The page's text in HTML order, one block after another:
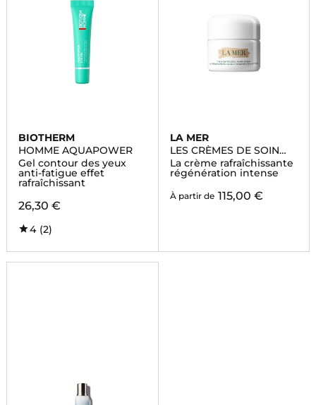
BIOTHERM
HOMME AQUAPOWER
Gel contour des yeux
anti-fatigue effet
rafraîchissant
26,30 €
4 (2)
LA MER
LES CRÈMES DE SOIN
VISAGE
La crème rafraîchissante
régénération intense
À partir de 115,00 €